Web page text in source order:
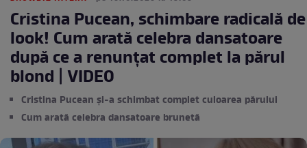
Cristina Pucean, schimbare radicală de
look! Cum arată celebra dansatoare
după ce a renunțat complet la părul
blond | VIDEO
Cristina Pucean și-a schimbat complet culoarea părului
Cum arată celebra dansatoare brunetă